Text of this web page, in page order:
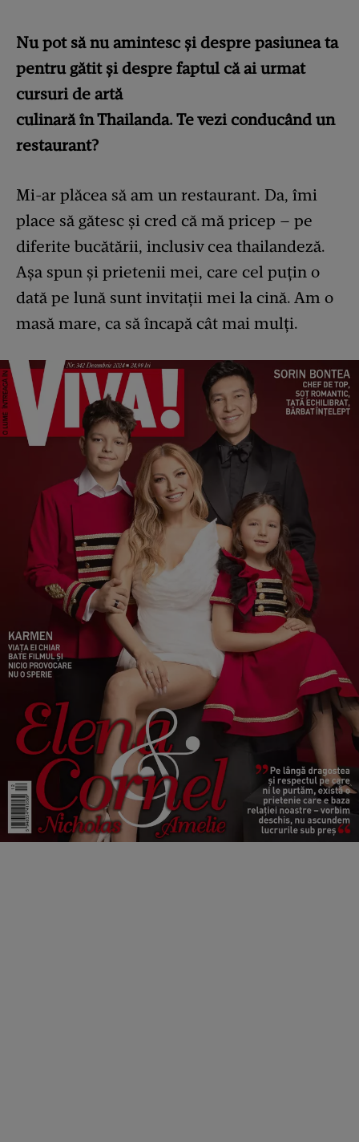
Nu pot să nu amintesc și despre pasiunea ta
pentru gătit și despre faptul că ai urmat
cursuri de artă
culinară în Thailanda. Te vezi conducând un
restaurant?
Mi-ar plăcea să am un restaurant. Da, îmi
place să gătesc și cred că mă pricep – pe
diferite bucătării, inclusiv cea thailandeză.
Așa spun și prietenii mei, care cel puțin o
dată pe lună sunt invitații mei la cină. Am o
masă mare, ca să încapă cât mai mulți.